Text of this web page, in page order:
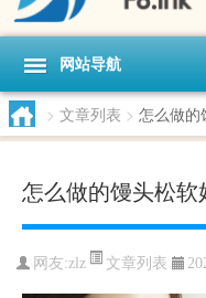
网站导航
> 文章列表 > 怎么做的
怎么做的馒头松软
网友:zlz 文章列表